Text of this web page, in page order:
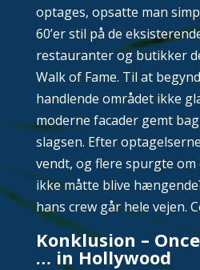
optages, opsatte man
60’er stil på de
restauranter og butikker
Walk of Fame. Til at
handlende området ikke
moderne facader gemt
slagsen. Efter
vendt, og flere spurgte om
ikke måtte blive
hans crew går hele vejen.
Konklusion –
… in Hollywood